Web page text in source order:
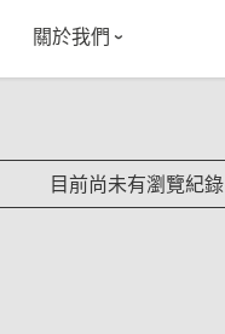
關於我們
instagram
目前尚未有瀏覽紀錄